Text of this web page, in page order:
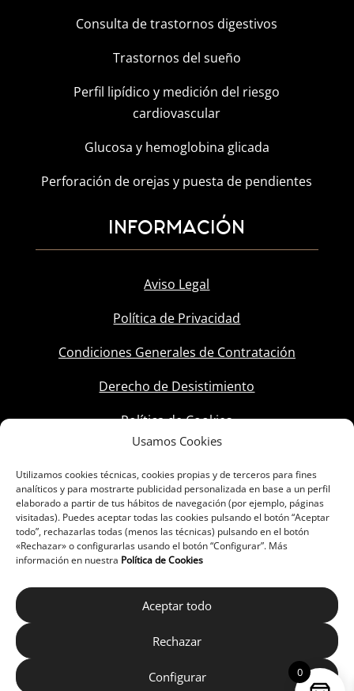
Usamos Cookies
Utilizamos cookies técnicas, cookies propias y de terceros para fines
analíticos y para mostrarte publicidad personalizada en base a un perfil
elaborado a partir de tus hábitos de navegación (por ejemplo, páginas
visitadas). Puedes aceptar todas las cookies pulsando el botón “Aceptar
todo”, rechazarlas todas (menos las técnicas) pulsando en el botón
«Rechazar» o configurarlas usando el botón “Configurar”. Más
información en nuestra Política de Cookies
Aceptar todo
Rechazar
Configurar
Consulta de trastornos digestivos
Trastornos del sueño
Perfil lipídico y medición del riesgo
cardiovascular
Glucosa y hemoglobina glicada
Perforación de orejas y puesta de pendientes
INFORMACIÓN
Aviso Legal
Política de Privacidad
Condiciones Generales de Contratación
Derecho de Desistimiento
Política de Cookies
0